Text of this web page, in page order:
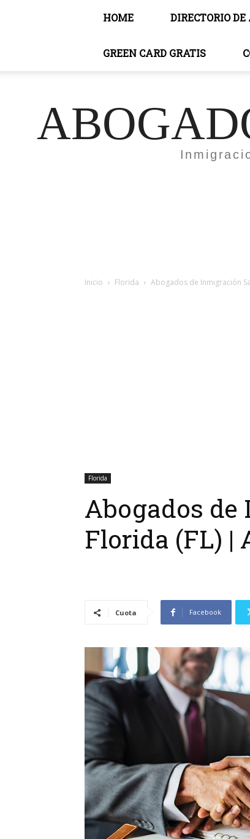
HOME DIRECTORIO DE
GREEN CARD GRATIS
Inicio Florida Abogados de Inmigración
Florida
Abogados
Florida (FL) |
Cuota Facebook